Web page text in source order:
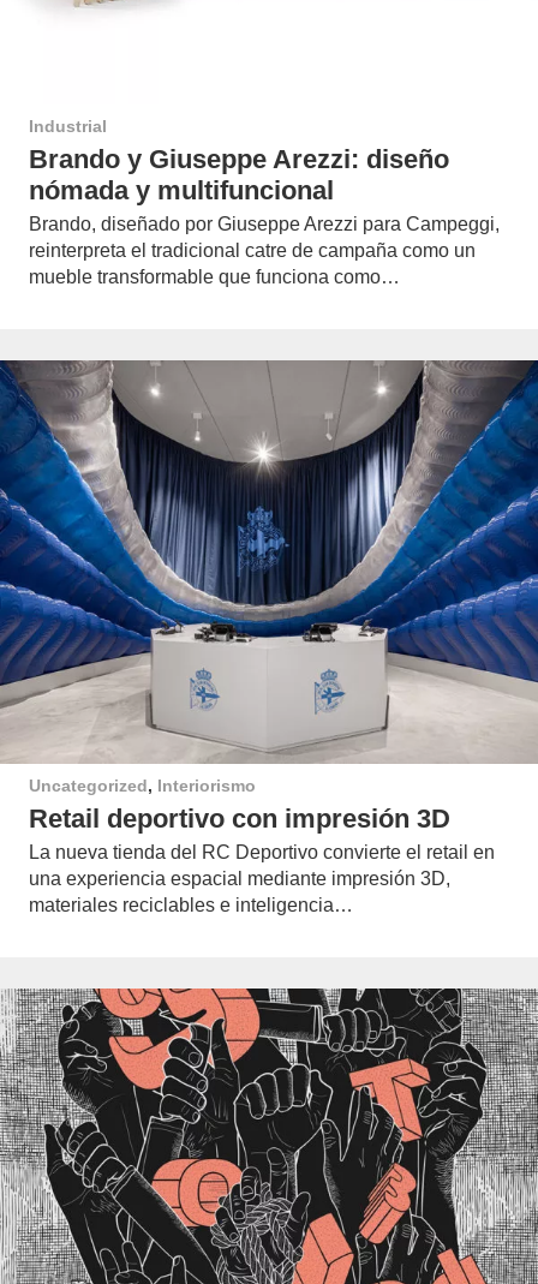
Industrial
Brando y Giuseppe Arezzi: diseño
nómada y multifuncional
Brando, diseñado por Giuseppe Arezzi para Campeggi,
reinterpreta el tradicional catre de campaña como un
mueble transformable que funciona como…
Uncategorized, Interiorismo
Retail deportivo con impresión 3D
La nueva tienda del RC Deportivo convierte el retail en
una experiencia espacial mediante impresión 3D,
materiales reciclables e inteligencia…